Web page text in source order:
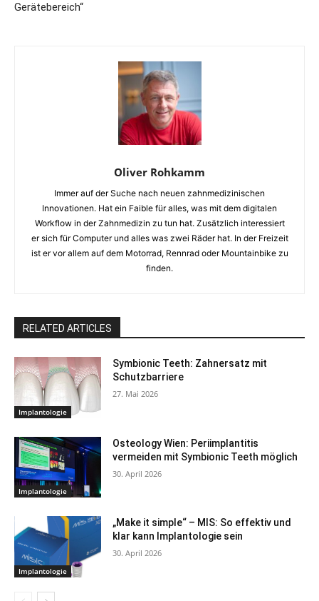
Gerätebereich“
Oliver Rohkamm
Immer auf der Suche nach neuen zahnmedizinischen
Innovationen. Hat ein Faible für alles, was mit dem digitalen
Workflow in der Zahnmedizin zu tun hat. Zusätzlich interessiert
er sich für Computer und alles was zwei Räder hat. In der Freizeit
ist er vor allem auf dem Motorrad, Rennrad oder Mountainbike zu
finden.
RELATED ARTICLES
Implantologie
Symbionic Teeth: Zahnersatz mit
Schutzbarriere
27. Mai 2026
Implantologie
Osteology Wien: Periimplantitis
vermeiden mit Symbionic Teeth möglich
30. April 2026
Implantologie
„Make it simple“ – MIS: So effektiv und
klar kann Implantologie sein
30. April 2026